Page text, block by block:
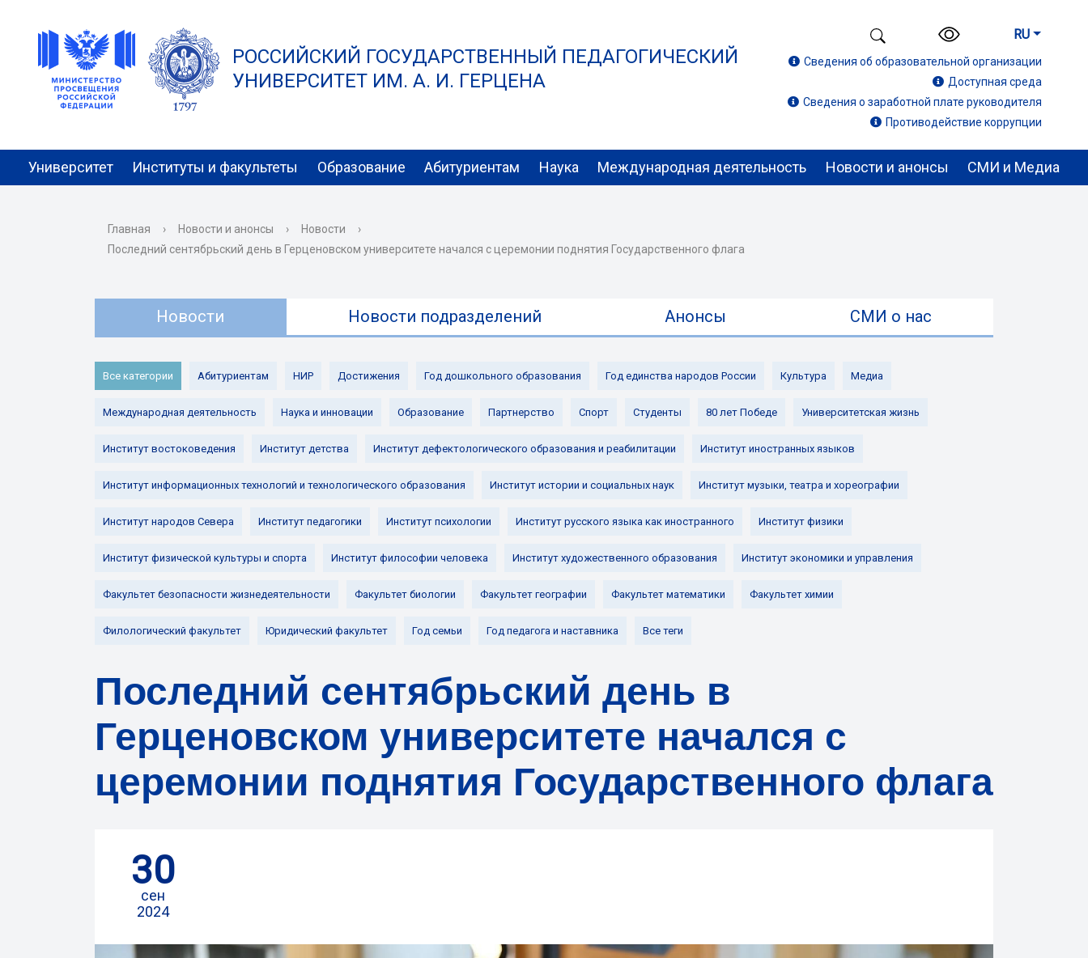
РОССИЙСКИЙ ГОСУДАРСТВЕННЫЙ ПЕДАГОГИЧЕСКИЙ
УНИВЕРСИТЕТ ИМ. А. И. ГЕРЦЕНА
RU
Сведения об образовательной организации
Доступная среда
Сведения о заработной плате руководителя
Противодействие коррупции
Университет Институты и факультеты Образование Абитуриентам Наука Международная деятельность Новости и анонсы СМИ и Медиа
Главная › Новости и анонсы › Новости
›
Последний сентябрьский день в Герценовском университете начался с церемонии поднятия Государственного флага
Новости Новости подразделений Анонсы СМИ о нас
Все категории Абитуриентам НИР Достижения Год дошкольного образования Год единства народов России Культура Медиа
Международная деятельность Наука и инновации Образование Партнерство Спорт Студенты 80 лет Победе Университетская жизнь
Институт востоковедения Институт детства Институт дефектологического образования и реабилитации Институт иностранных языков
Институт информационных технологий и технологического образования Институт истории и социальных наук Институт музыки, театра и хореографии
Институт народов Севера Институт педагогики Институт психологии Институт русского языка как иностранного Институт физики
Институт физической культуры и спорта Институт философии человека Институт художественного образования Институт экономики и управления
Факультет безопасности жизнедеятельности Факультет биологии Факультет географии Факультет математики Факультет химии
Филологический факультет Юридический факультет Год семьи Год педагога и наставника Все теги
Последний сентябрьский день в
Герценовском университете начался с
церемонии поднятия Государственного флага
30
сен
2024